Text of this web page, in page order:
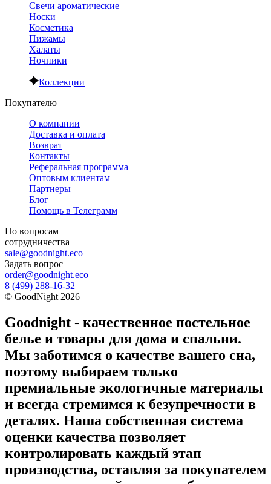
Свечи ароматические
Носки
Косметика
Пижамы
Халаты
Ночники
Коллекции
Покупателю
О компании
Доставка и оплата
Возврат
Контакты
Реферальная программа
Оптовым клиентам
Партнеры
Блог
Помощь в Телеграмм
По вопросам
сотрудничества
sale@goodnight.eco
Задать вопрос
order@goodnight.eco
8 (499) 288-16-32
© GoodNight 2026
Goodnight - качественное постельное
белье и товары для дома и спальни.
Мы заботимся о качестве вашего сна,
поэтому выбираем только
премиальные экологичные материалы
и всегда стремимся к безупречности в
деталях. Наша собственная система
оценки качества позволяет
контролировать каждый этап
производства, оставляя за покупателем